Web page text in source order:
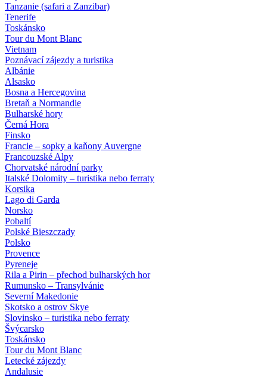
Tanzanie (safari a Zanzibar)
Tenerife
Toskánsko
Tour du Mont Blanc
Vietnam
Poznávací zájezdy a turistika
Albánie
Alsasko
Bosna a Hercegovina
Bretaň a Normandie
Bulharské hory
Černá Hora
Finsko
Francie – sopky a kaňony Auvergne
Francouzské Alpy
Chorvatské národní parky
Italské Dolomity – turistika nebo ferraty
Korsika
Lago di Garda
Norsko
Pobaltí
Polské Bieszczady
Polsko
Provence
Pyreneje
Rila a Pirin – přechod bulharských hor
Rumunsko – Transylvánie
Severní Makedonie
Skotsko a ostrov Skye
Slovinsko – turistika nebo ferraty
Švýcarsko
Toskánsko
Tour du Mont Blanc
Letecké zájezdy
Andalusie